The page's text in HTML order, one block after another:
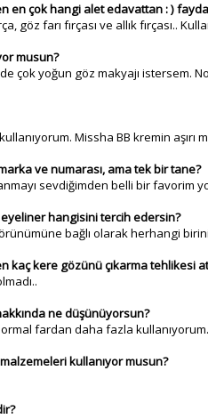
en çok hangi alet edavattan : )
göz farı fırçası ve allık fırçası..
musun?
çok yoğun göz makyajı istersem.
Missha BB kremin aşırı
ve numarası, ama tek bir tane?
sevdiğimden belli bir favorim
hangisini tercih edersin?
bağlı olarak herhangi
kaç kere gözünü çıkarma tehlikesi
ne düşünüyorsun?
fardan daha fazla kullanıyorum.
kullanıyor musun?